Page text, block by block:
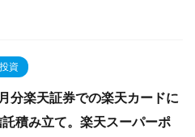
投資
分楽天証券での楽天カードに
積み立て。楽天スーパーポ